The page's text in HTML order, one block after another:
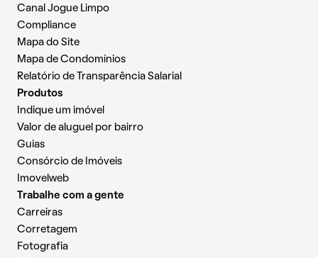
Canal Jogue Limpo
Compliance
Mapa do Site
Mapa de Condomínios
Relatório de Transparência Salarial
Produtos
Indique um imóvel
Valor de aluguel por bairro
Guias
Consórcio de Imóveis
Imovelweb
Trabalhe com a gente
Carreiras
Corretagem
Fotografia